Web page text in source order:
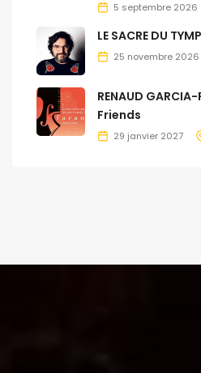
5 septembre 2026
LE SACRE DU
25 novembre 2026
RENAUD
Friends
29 janvier 2027